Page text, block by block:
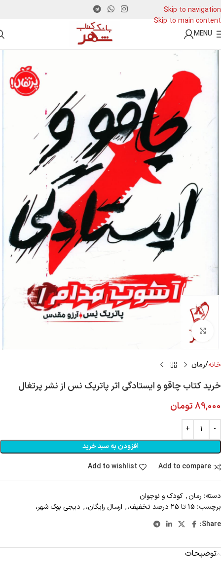
Skip to navigation
Skip to main content
MENU
Click to enlarge
خانه رمان
خرید کتاب چاقو و ایستادگی اثر پاتریک نس از نشر پرتغال
89,000تومان
افزودن به سبد خرید
Add to compare
Add to wishlist
دسته: رمان, کودک و نوجوان
برچسب: 15 تا 25 درصد تخفیف، , ارسال رایگان،, دیجی بوک شهر،
Share:
توضیحات